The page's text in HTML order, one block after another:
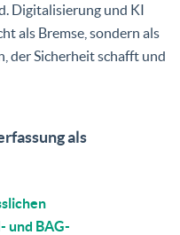
Digitalisierung und KI
als Bremse, sondern als
der Sicherheit schafft und
als
und BAG-